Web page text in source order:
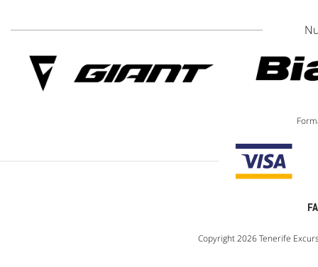
Copyright 2026 Tenerife